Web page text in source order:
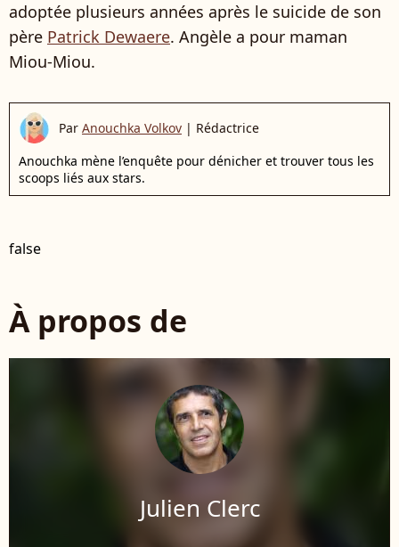
adoptée plusieurs années après le suicide de son
père Patrick Dewaere. Angèle a pour maman
Miou-Miou.
Par Anouchka Volkov | Rédactrice
Anouchka mène l’enquête pour dénicher et trouver tous les
scoops liés aux stars.
false
À propos de
Julien Clerc